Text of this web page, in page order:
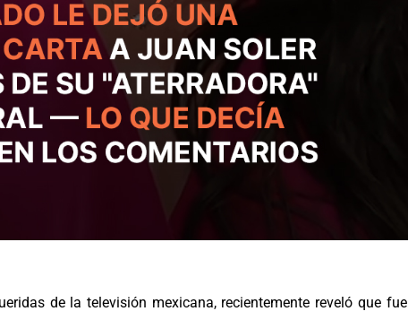
de la televisión mexicana, recientemente reveló que fue